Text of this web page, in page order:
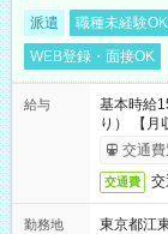
派遣 職種未経験OK
WEB登録・面接OK
給与
基本時給
り） 【月
合）交通費
交通費 交
勤務地
東京都江